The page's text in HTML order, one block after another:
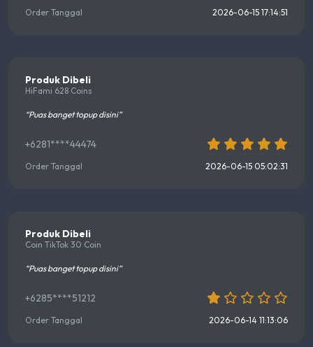
Order Tanggal 2026-06-15 17:14:51
Produk Dibeli
HiFami 628 Coins
“Puas banget topup disini”
+6281****44474
Order Tanggal 2026-06-15 05:02:31
Produk Dibeli
Coin TikTok 30 Coin
“Puas banget topup disini”
+6285****51212
Order Tanggal 2026-06-14 11:13:06